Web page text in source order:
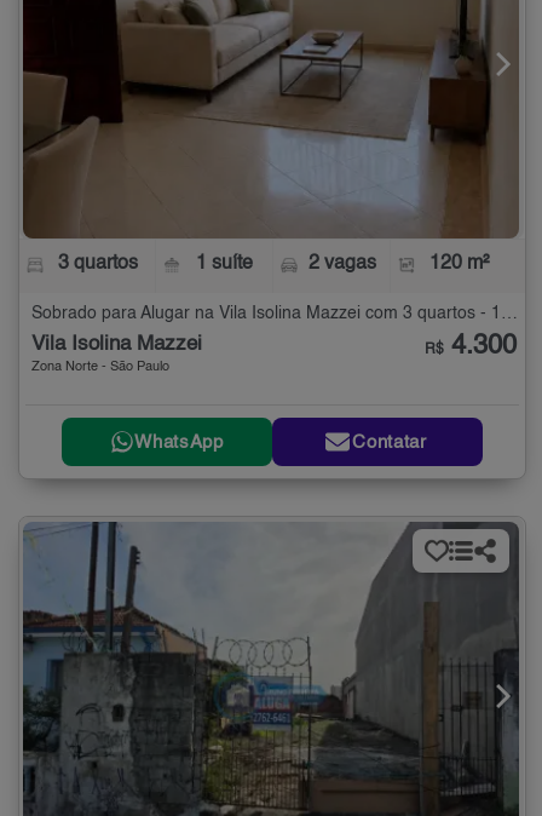
3 quartos 1 suíte 2 vagas 120 m²
Sobrado para Alugar na Vila Isolina Mazzei com 3 quartos - 120 m²
Vila Isolina Mazzei
Zona Norte - São Paulo
R$ 4.300
WhatsApp Contatar